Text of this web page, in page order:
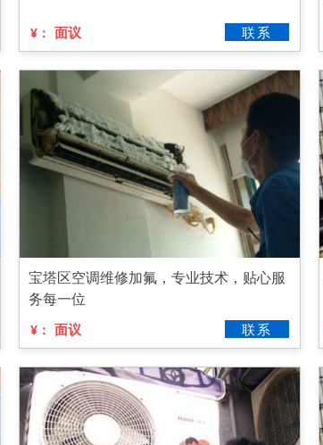
¥： 面议 联系
宝塔区空调维修加氟，专业技术，贴心服
务每一位
¥： 面议 联系